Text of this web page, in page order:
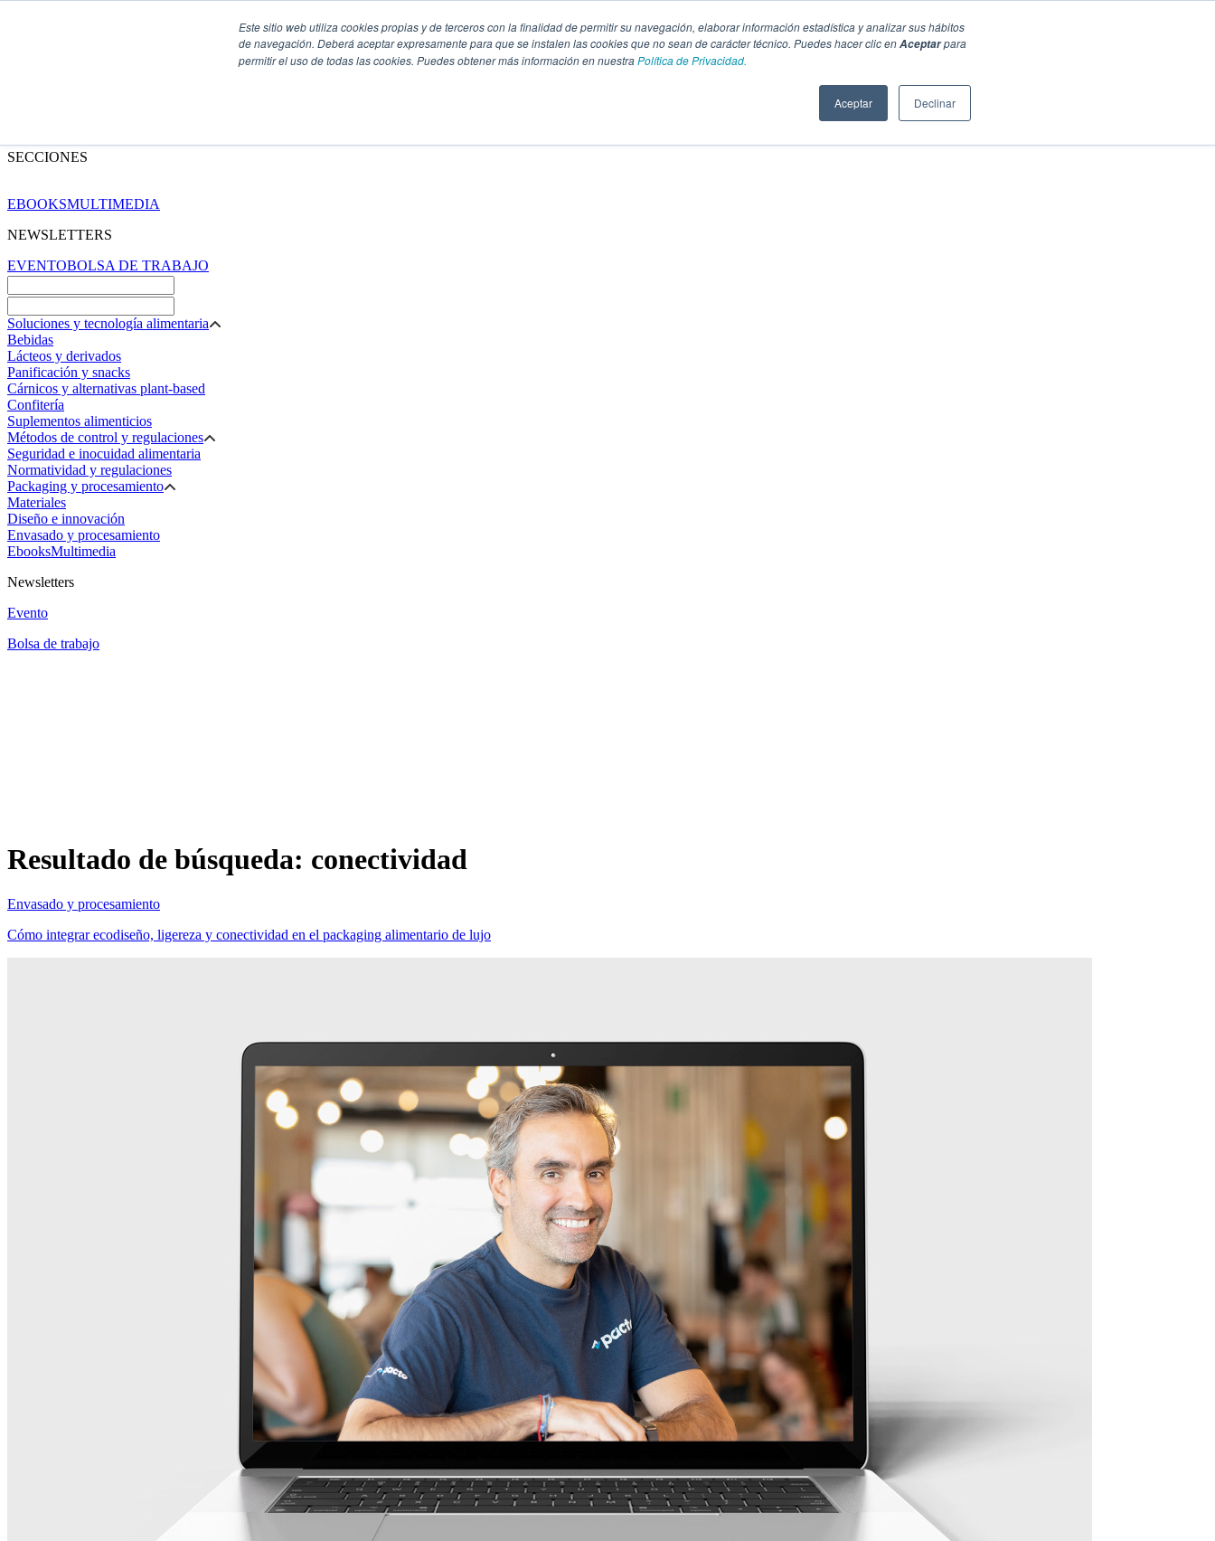
Este sitio web utiliza cookies propias y de terceros con la finalidad de permitir su navegación, elaborar información estadística y analizar sus hábitos
de navegación. Deberá aceptar expresamente para que se instalen las cookies que no sean de carácter técnico. Puedes hacer clic enAceptarpara
permitir el uso de todas las cookies. Puedes obtener más información en nuestraPolítica de Privacidad.
Aceptar Declinar
SECCIONES
EBOOKSMULTIMEDIA
NEWSLETTERS
EVENTOBOLSA DE TRABAJO
Soluciones y tecnología alimentaria
Bebidas
Lácteos y derivados
Panificación y snacks
Cárnicos y alternativas plant-based
Confitería
Suplementos alimenticios
Métodos de control y regulaciones
Seguridad e inocuidad alimentaria
Normatividad y regulaciones
Packaging y procesamiento
Materiales
Diseño e innovación
Envasado y procesamiento
EbooksMultimedia
Newsletters
Evento
Bolsa de trabajo
Resultado de búsqueda: conectividad
Envasado y procesamiento
Cómo integrar ecodiseño, ligereza y conectividad en el packaging alimentario de lujo